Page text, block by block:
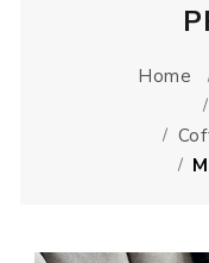
Home